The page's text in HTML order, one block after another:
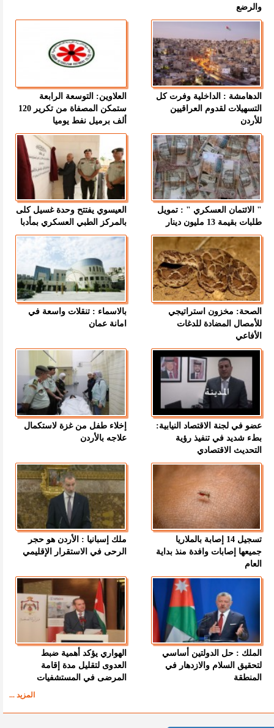
والرضع
الدهامشة : الداخلية وفرت كل
التسهيلات لقدوم العراقيين
للأردن
العلاوين: التوسعة الرابعة
ستمكن المصفاة من تكرير 120
ألف برميل نفط يوميا
" الائتمان العسكري " : تمويل
طلبات بقيمة 13 مليون دينار
العيسوي يفتتح وحدة غسيل كلى
بالمركز الطبي العسكري بمأدبا
الصحة: مخزون استراتيجي
للأمصال المضادة للدغات
الأفاعي
بالاسماء : تنقلات واسعة في
امانة عمان
عضو في لجنة الاقتصاد النيابية:
بطء شديد في تنفيذ رؤية
التحديث الاقتصادي
إخلاء طفل من غزة لاستكمال
علاجه بالأردن
تسجيل 14 إصابة بالملاريا
جميعها إصابات وافدة منذ بداية
العام
ملك إسبانيا : الأردن هو حجر
الرحى في الاستقرار الإقليمي
الملك : حل الدولتين أساسي
لتحقيق السلام والازدهار في
المنطقة
الهواري يؤكد أهمية ضبط
العدوى لتقليل مدة إقامة
المرضى في المستشفيات
المزيد ...